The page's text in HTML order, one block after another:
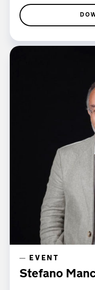
EVENT
Stefano